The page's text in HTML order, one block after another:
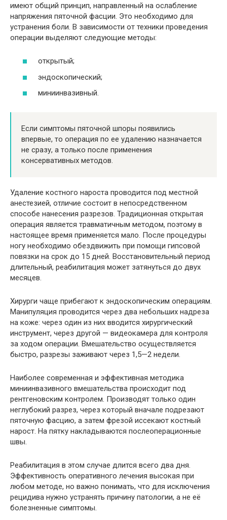
имеют общий принцип, направленный на ослабление
напряжения пяточной фасции. Это необходимо для
устранения боли. В зависимости от техники проведения
операции выделяют следующие методы:
открытый;
эндоскопический;
миниинвазивный.
Если симптомы пяточной шпоры появились
впервые, то операция по ее удалению назначается
не сразу, а только после применения
консервативных методов.
Удаление костного нароста проводится под местной
анестезией, отличие состоит в непосредственном
способе нанесения разрезов. Традиционная открытая
операция является травматичным методом, поэтому в
настоящее время применяется мало. После процедуры
ногу необходимо обездвижить при помощи гипсовой
повязки на срок до 15 дней. Восстановительный период
длительный, реабилитация может затянуться до двух
месяцев.
Хирурги чаще прибегают к эндоскопическим операциям.
Манипуляция проводится через два небольших надреза
на коже: через один из них вводится хирургический
инструмент, через другой — видеокамера для контроля
за ходом операции. Вмешательство осуществляется
быстро, разрезы заживают через 1,5—2 недели.
Наиболее современная и эффективная методика
миниинвазивного вмешательства происходит под
рентгеновским контролем. Производят только один
неглубокий разрез, через который вначале подрезают
пяточную фасцию, а затем фрезой иссекают костный
нарост. На пятку накладываются послеоперационные
швы.
Реабилитация в этом случае длится всего два дня.
Эффективность оперативного лечения высокая при
любом методе, но важно понимать, что для исключения
рецидива нужно устранять причину патологии, а не её
болезненные симптомы.